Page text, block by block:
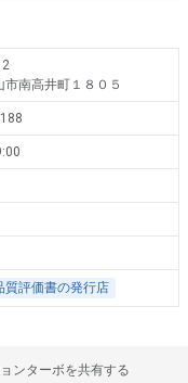
市南高井町１８０５
質評価書の発行店
ンターボを共有する